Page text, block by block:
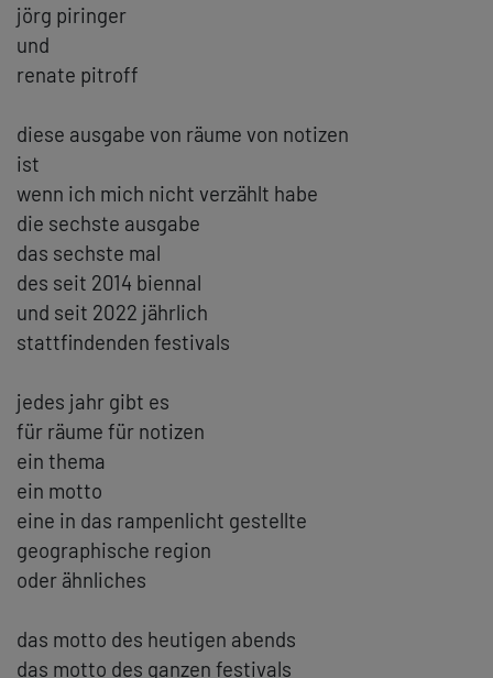
jörg piringer
und
renate pitroff
diese ausgabe von räume von notizen
ist
wenn ich mich nicht verzählt habe
die sechste ausgabe
das sechste mal
des seit 2014 biennal
und seit 2022 jährlich
stattfindenden festivals
jedes jahr gibt es
für räume für notizen
ein thema
ein motto
eine in das rampenlicht gestellte
geographische region
oder ähnliches
das motto des heutigen abends
das motto des ganzen festivals